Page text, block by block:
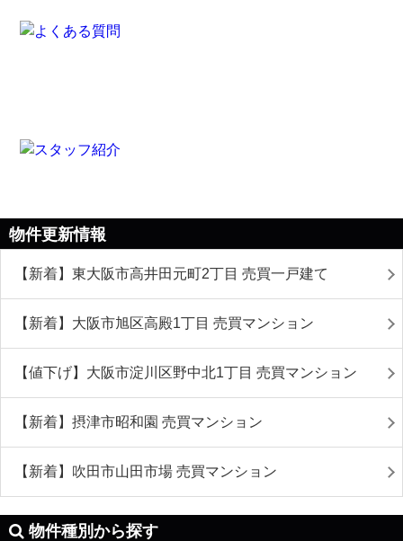
物件更新情報
【新着】東大阪市高井田元町2丁目 売買一戸建て
【新着】大阪市旭区高殿1丁目 売買マンション
【値下げ】大阪市淀川区野中北1丁目 売買マンション
【新着】摂津市昭和園 売買マンション
【新着】吹田市山田市場 売買マンション
物件種別から探す